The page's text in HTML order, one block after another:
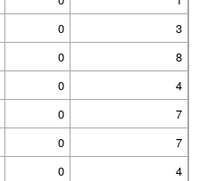
0
3
0
8
0
4
0
7
0
7
0
4